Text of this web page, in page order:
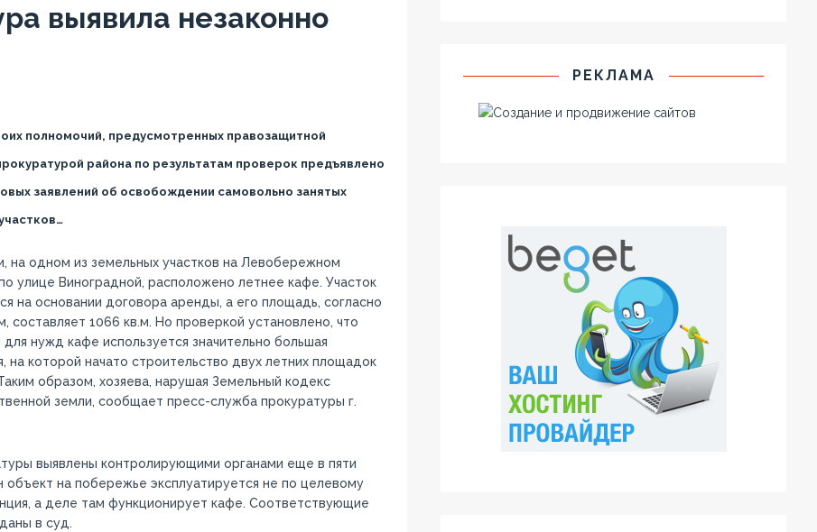
выявила незаконно
полномочий, предусмотренных правозащитной
района по результатам проверок предъявлено
заявлений об освобождении самовольно занятых
на одном из земельных участков на Левобережном
улице Виноградной, расположено летнее кафе. Участок
на основании договора аренды, а его площадь, согласно
составляет 1066 кв.м. Но проверкой установлено, что
для нужд кафе используется значительно большая
на которой начато строительство двух летних площадок
образом, хозяева, нарушая Земельный кодекс
земли, сообщает пресс-служба прокуратуры г.
выявлены контролирующими органами еще в пяти
на побережье эксплуатируется не по целевому
а деле там функционирует кафе. Соответствующие
в суд.
РЕКЛАМА